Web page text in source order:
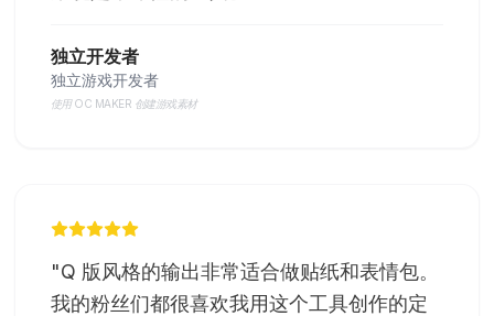
独立开发者
独立游戏开发者
使用 OC MAKER 创建游戏素材
"Q 版风格的输出非常适合做贴纸和表情包。
我的粉丝们都很喜欢我用这个工具创作的定